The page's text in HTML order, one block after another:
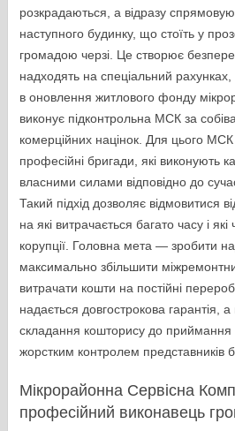
розкрадаються, а відразу
наступного будинку, що стоїть у
громадою черзі. Це створює
надходять на спеціальний рахунках,
в оновлення житлового фонду
виконує підконтрольна МСК за
комерційних націнок. Для цього
професійні бригади, які виконують
власними силами відповідно до
Такий підхід дозволяє відмовитися
на які витрачається багато часу і
корупції. Головна мета — зробити
максимально збільшити
витрачати кошти на постійні
надається довгострокова гарантія,
складання кошторису до приймання
жорстким контролем представників
Мікрорайонна Сервісна
професійний виконавець